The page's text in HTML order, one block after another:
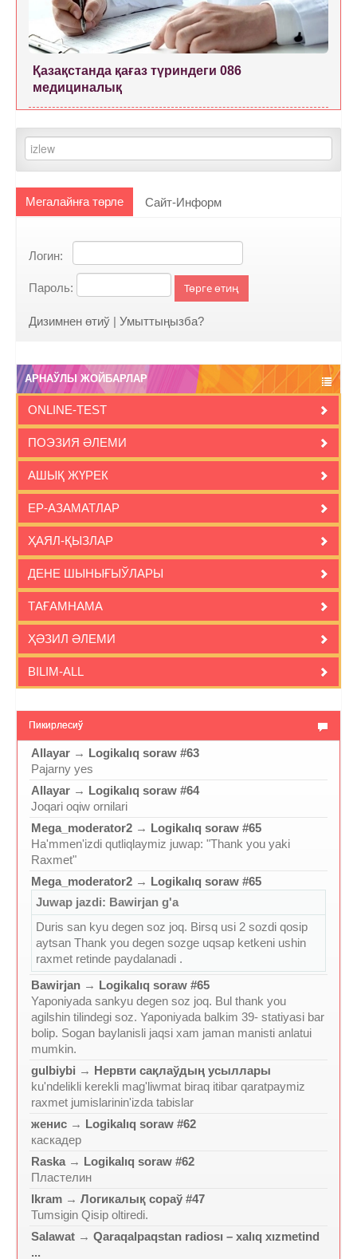
Қазақстанда қағаз түриндеги 086
медициналық
Мегалайнға төрле Сайт-Информ
Логин:
Пароль: Төрге өтиң
Дизимнен өтиў | Умыттыңызба?
АРНАЎЛЫ ЖОЙБАРЛАР
ONLINE-TEST
ПОЭЗИЯ ӘЛЕМИ
АШЫҚ ЖҮРЕК
ЕР-АЗАМАТЛАР
ҲАЯЛ-ҚЫЗЛАР
ДЕНЕ ШЫНЫҒЫЎЛАРЫ
ТАҒАМНАМА
ҲӘЗИЛ ӘЛЕМИ
BILIM-ALL
Пикирлесиў
Allayar → Logikalıq soraw #63
Pajarny yes
Allayar → Logikalıq soraw #64
Joqari oqiw ornilari
Mega_moderator2 → Logikalıq soraw #65
Ha'mmen'izdi qutliqlaymiz juwap: "Thank you yaki
Raxmet"
Mega_moderator2 → Logikalıq soraw #65
Juwap jazdi: Bawirjan g'a
Duris san kyu degen soz joq. Birsq usi 2 sozdi qosip
aytsan Thank you degen sozge uqsap ketkeni ushin
raxmet retinde paydalanadi .
Bawirjan → Logikalıq soraw #65
Yaponiyada sankyu degen soz joq. Bul thank you
agilshin tilindegi soz. Yaponiyada balkim 39- statiyasi bar
bolip. Sogan baylanisli jaqsi xam jaman manisti anlatui
mumkin.
gulbiybi → Нервти сақлаўдың усыллары
ku'ndelikli kerekli mag'liwmat biraq itibar qaratpaymiz
raxmet jumislarinin'izda tabislar
женис → Logikalıq soraw #62
каскадер
Raska → Logikalıq soraw #62
Пластелин
Ikram → Логикалық сораў #47
Tumsigin Qisip oltiredi.
Salawat → Qaraqalpaqstan radiosı – xalıq xızmetind
...